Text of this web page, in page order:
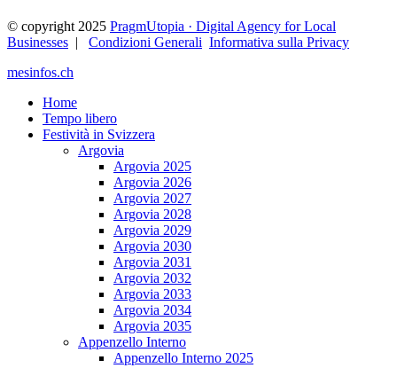
© copyright 2025 PragmUtopia · Digital Agency for Local
Businesses | Condizioni Generali Informativa sulla Privacy
mesinfos.ch
Home
Tempo libero
Festività in Svizzera
Argovia
Argovia 2025
Argovia 2026
Argovia 2027
Argovia 2028
Argovia 2029
Argovia 2030
Argovia 2031
Argovia 2032
Argovia 2033
Argovia 2034
Argovia 2035
Appenzello Interno
Appenzello Interno 2025